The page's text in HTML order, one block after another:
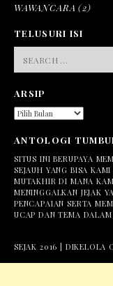
WAWANCARA (2)
TELUSURI ISI
FOR:
ARSIP
ARSIP
ANTOLOGI
SITUS INI BERUPAYA
SEJAUH YANG BISA
MUTAKHIR DI MANA
MENINGGALKAN JEJAK
PENCAPAIAN SERTA
UCAP DAN TEMA
SEJAK 2016 | DIKELOLA